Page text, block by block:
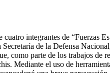
integrantes de “Fuerzas
de la Defensa
como parte de los trabajos
Mediante el uso de